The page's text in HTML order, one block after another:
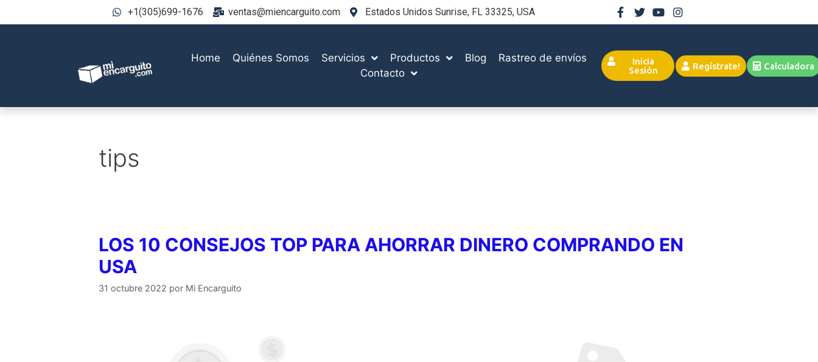
+1(305)699-1676 ventas@miencarguito.com Estados Unidos Sunrise, FL 33325, USA
Home Quiénes Somos Servicios Productos Blog
Rastreo de envíos
Contacto
Inicia
Sesión
Regístrate! Calculadora
tips
LOS 10 CONSEJOS TOP PARA AHORRAR DINERO COMPRANDO EN
USA
31 octubre 2022 por Mi Encarguito